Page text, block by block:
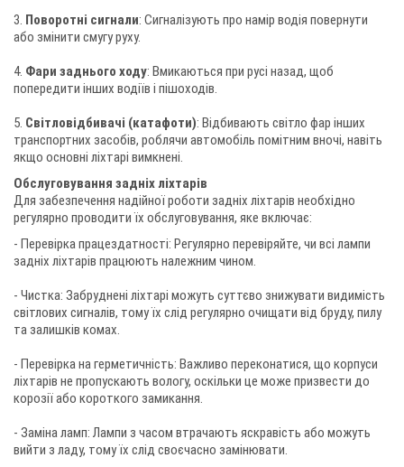
3. Поворотні сигнали: Сигналізують про намір водія повернути
або змінити смугу руху.
4. Фари заднього ходу: Вмикаються при русі назад, щоб
попередити інших водіїв і пішоходів.
5. Світловідбивачі (катафоти): Відбивають світло фар інших
транспортних засобів, роблячи автомобіль помітним вночі, навіть
якщо основні ліхтарі вимкнені.
Обслуговування задніх ліхтарів
Для забезпечення надійної роботи задніх ліхтарів необхідно
регулярно проводити їх обслуговування, яке включає:
- Перевірка працездатності: Регулярно перевіряйте, чи всі лампи
задніх ліхтарів працюють належним чином.
- Чистка: Забруднені ліхтарі можуть суттєво знижувати видимість
світлових сигналів, тому їх слід регулярно очищати від бруду, пилу
та залишків комах.
- Перевірка на герметичність: Важливо переконатися, що корпуси
ліхтарів не пропускають вологу, оскільки це може призвести до
корозії або короткого замикання.
- Заміна ламп: Лампи з часом втрачають яскравість або можуть
вийти з ладу, тому їх слід своєчасно замінювати.